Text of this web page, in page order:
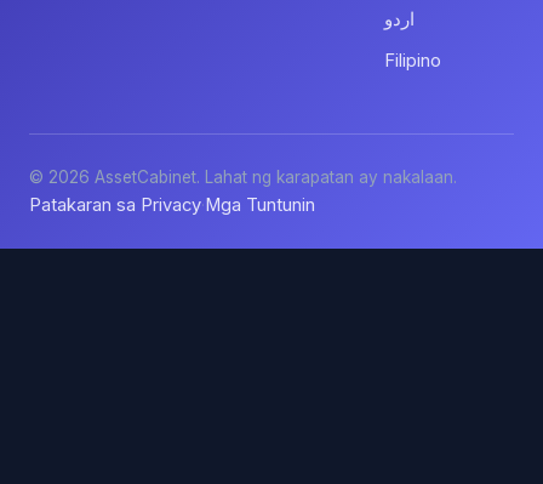
اردو
Filipino
© 2026 AssetCabinet. Lahat ng karapatan ay nakalaan.
Patakaran sa Privacy·Mga Tuntunin